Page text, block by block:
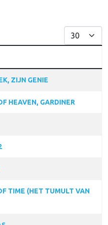
Toon #
ZIJN GENIE
HEAVEN, GARDINER
TIME (HET TUMULT VAN